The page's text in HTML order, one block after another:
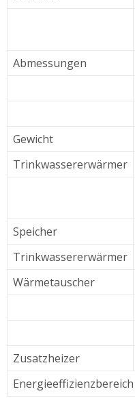
Abmessungen
Gewicht
Trinkwassererwärmer
Speicher
Trinkwassererwärmer
Wärmetauscher
Zusatzheizer
Energieeffizienzbereich